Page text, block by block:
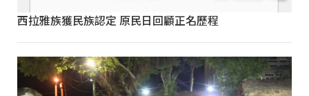
西拉雅族獲民族認定 原民日回顧正名歷程